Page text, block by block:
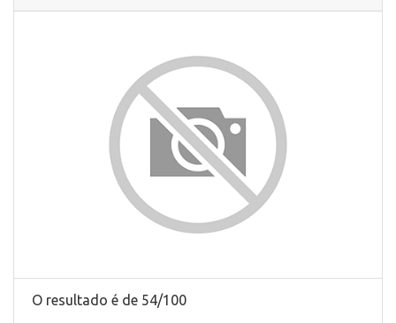
O resultado é de 54/100